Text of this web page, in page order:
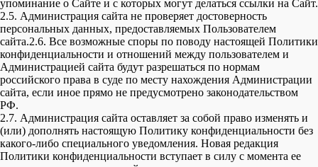
упоминание о Сайте и с которых могут делаться ссылки на Сайт.
2.5. Администрация сайта не проверяет достоверность
персональных данных, предоставляемых Пользователем
сайта.2.6. Все возможные споры по поводу настоящей Политики
конфиденциальности и отношений между пользователем и
Администрацией сайта будут разрешаться по нормам
российского права в суде по месту нахождения Администрации
сайта, если иное прямо не предусмотрено законодательством
РФ.
2.7. Администрация сайта оставляет за собой право изменять и
(или) дополнять настоящую Политику конфиденциальности без
какого-либо специального уведомления. Новая редакция
Политики конфиденциальности вступает в силу с момента ее